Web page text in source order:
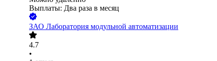
Выплаты: Два раза в месяц
ЗАО Лаборатория модульной автоматизации
4.7
•